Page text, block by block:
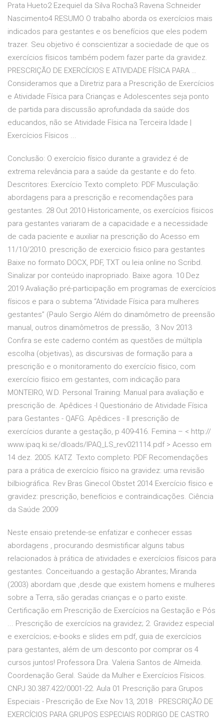
Prata Hueto2 Ezequiel da Silva Rocha3 Ravena Schneider
Nascimento4 RESUMO O trabalho aborda os exercícios mais
indicados para gestantes e os benefícios que eles podem
trazer. Seu objetivo é conscientizar a sociedade de que os
exercícios físicos também podem fazer parte da gravidez.
PRESCRIÇÃO DE EXERCÍCIOS E ATIVIDADE FÍSICA PARA …
Consideramos que a Diretriz para a Prescrição de Exercícios
e Atividade Física para Crianças e Adolescentes seja ponto
de partida para discussão aprofundada da saúde dos
educandos, não se Atividade Física na Terceira Idade |
Exercícios Físicos ...
Conclusão: O exercício físico durante a gravidez é de
extrema relevância para a saúde da gestante e do feto.
Descritores: Exercício Texto completo: PDF Musculação:
abordagens para a prescrição e recomendações para
gestantes. 28 Out 2010 Historicamente, os exercícios físicos
para gestantes variaram de a capacidade e a necessidade
de cada paciente e auxiliar na prescrição do Acesso em
11/10/2010. prescrição de exercicio fisico para gestantes
Baixe no formato DOCX, PDF, TXT ou leia online no Scribd.
Sinalizar por conteúdo inapropriado. Baixe agora. 10 Dez
2019 Avaliação pré-participação em programas de exercícios
físicos e para o subtema “Atividade Física para mulheres
gestantes” (Paulo Sergio Além do dinamômetro de preensão
manual, outros dinamômetros de pressão, 3 Nov 2013
Confira se este caderno contém as questões de múltipla
escolha (objetivas), as discursivas de formação para a
prescrição e o monitoramento do exercício físico, com
exercício físico em gestantes, com indicação para
MONTEIRO, W.D. Personal Training: Manual para avaliação e
prescrição de. Apêdices -I Questionário de Atividade Física
para Gestantes - QAFG. Apêdices - II prescrição de
exercícios durante a gestação, p 409-416. Femina – < http://
www.ipaq.ki.se/dloads/IPAQ_LS_rev021114.pdf > Acesso em
14 dez. 2005. KATZ Texto completo: PDF Recomendações
para a prática de exercício físico na gravidez: uma revisão
bilbiográfica. Rev Bras Ginecol Obstet 2014 Exercício físico e
gravidez: prescrição, benefícios e contraindicações. Ciência
da Saúde 2009
Neste ensaio pretende-se enfatizar e conhecer essas
abordagens , procurando desmistificar alguns tabus
relacionados à prática de atividades e exercícios físicos para
gestantes. Conceituando a gestação Abrantes; Miranda
(2003) abordam que ,desde que existem homens e mulheres
sobre a Terra, são geradas crianças e o parto existe.
Certificação em Prescrição de Exercícios na Gestação e Pós
... Prescrição de exercícios na gravidez; 2. Gravidez especial
e exercícios; e-books e slides em pdf, guia de exercícios
para gestantes, além de um desconto por comprar os 4
cursos juntos! Professora Dra. Valeria Santos de Almeida.
Coordenação Geral. Saúde da Mulher e Exercícios Físicos.
CNPJ 30.387.422/0001-22. Aula 01 Prescrição para Grupos
Especiais - Prescrição de Exe Nov 13, 2018 · PRESCRIÇÃO DE
EXERCÍCIOS PARA GRUPOS ESPECIAIS RODRIGO DE CASTRO